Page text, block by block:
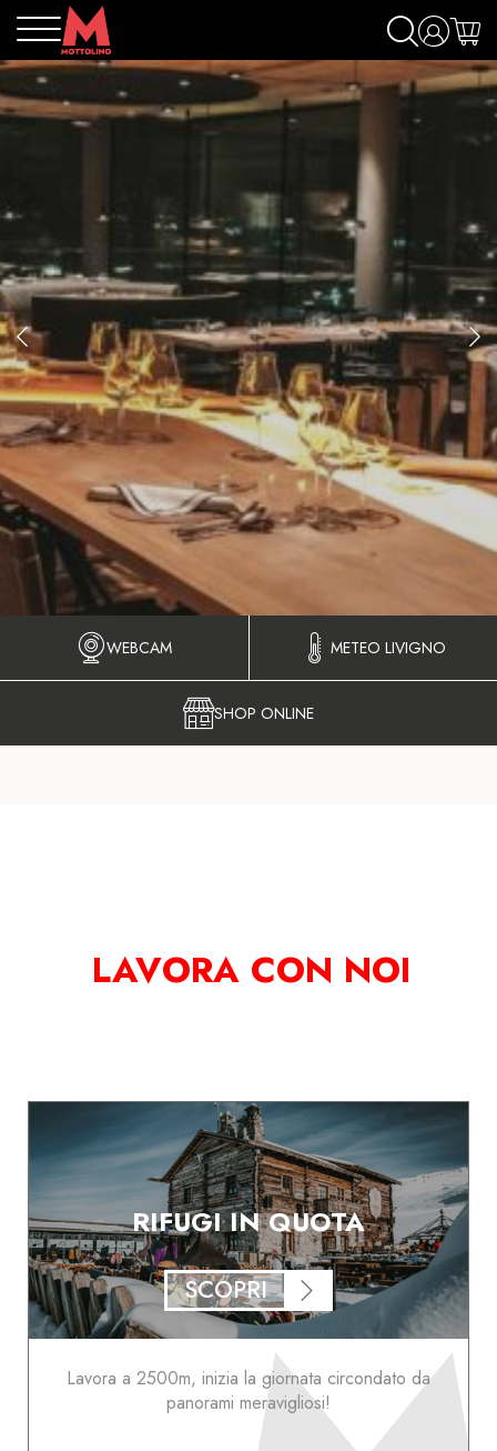
WEBCAM METEO LIVIGNO
SHOP ONLINE
LAVORA CON NOI
RIFUGI IN QUOTA
SCOPRI
Lavora a 2500m, inizia la giornata circondato da
panorami meravigliosi!